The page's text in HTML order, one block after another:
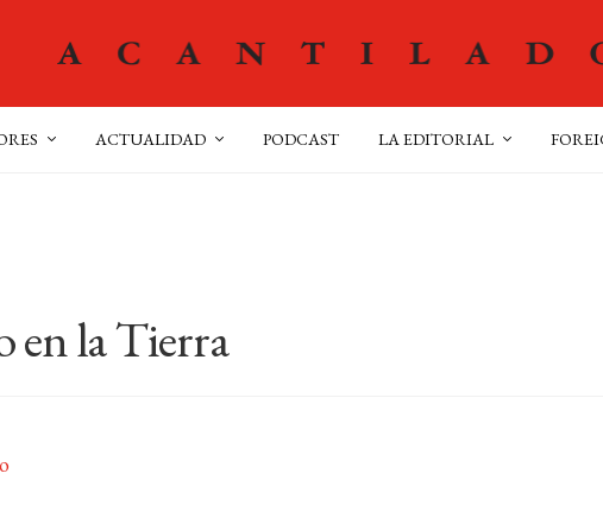
ACTUALIDAD PODCAST LA EDITORIAL
en la Tierra